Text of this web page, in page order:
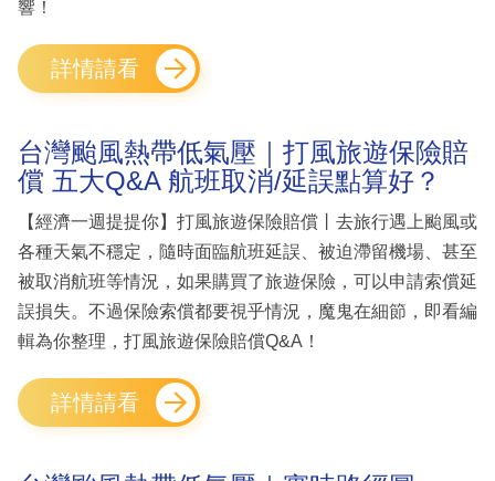
響！
詳情請看
台灣颱風熱帶低氣壓｜打風旅遊保險賠
償 五大Q&A 航班取消/延誤點算好？
【經濟一週提提你】打風旅遊保險賠償丨去旅行遇上颱風或
各種天氣不穩定，隨時面臨航班延誤、被迫滯留機場、甚至
被取消航班等情況，如果購買了旅遊保險，可以申請索償延
誤損失。不過保險索償都要視乎情況，魔鬼在細節，即看編
輯為你整理，打風旅遊保險賠償Q&A！
詳情請看